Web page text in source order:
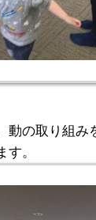
動の取り組み
。